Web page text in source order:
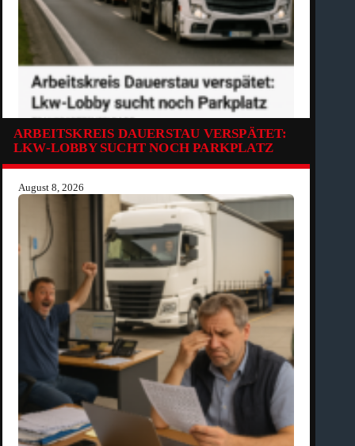
ARBEITSKREIS DAUERSTAU VERSPÄTET:
LKW-LOBBY SUCHT NOCH PARKPLATZ
August 8, 2026